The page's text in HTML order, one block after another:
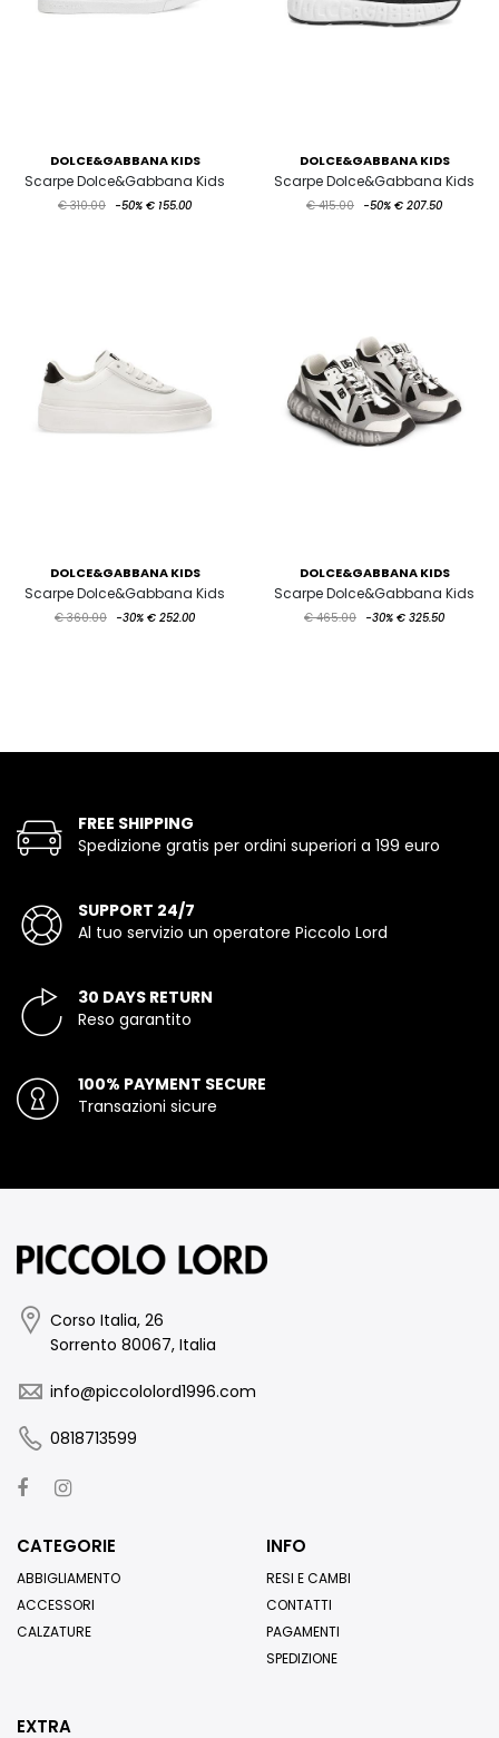
DOLCE&GABBANA KIDS
Scarpe Dolce&Gabbana Kids
€ 310.00 -50% € 155.00
DOLCE&GABBANA KIDS
Scarpe Dolce&Gabbana Kids
€ 415.00 -50% € 207.50
DOLCE&GABBANA KIDS
Scarpe Dolce&Gabbana Kids
€ 360.00 -30% € 252.00
DOLCE&GABBANA KIDS
Scarpe Dolce&Gabbana Kids
€ 465.00 -30% € 325.50
FREE SHIPPING
Spedizione gratis per ordini superiori a 199 euro
SUPPORT 24/7
Al tuo servizio un operatore Piccolo Lord
30 DAYS RETURN
Reso garantito
100% PAYMENT SECURE
Transazioni sicure
Corso Italia, 26
Sorrento 80067, Italia
info@piccololord1996.com
0818713599
CATEGORIE
ABBIGLIAMENTO
ACCESSORI
CALZATURE
INFO
RESI E CAMBI
CONTATTI
PAGAMENTI
SPEDIZIONE
EXTRA